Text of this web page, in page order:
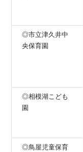
◎市立津久井中
央保育園
◎相模湖こども
園
◎鳥屋児童保育